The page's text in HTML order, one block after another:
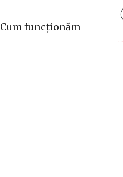
Cum funcționăm